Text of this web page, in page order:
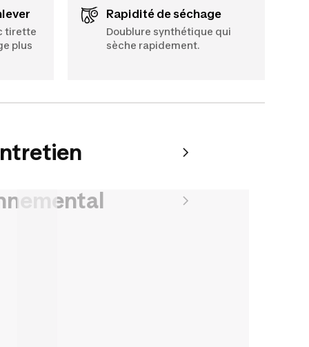
tirette
plus
Rapidité de séchage
Doublure synthétique qui
sèche rapidement.